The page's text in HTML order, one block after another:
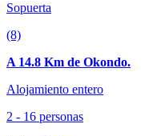
Sopuerta
(8)
A 14.8 Km de Okondo.
Alojamiento entero
2 - 16 personas